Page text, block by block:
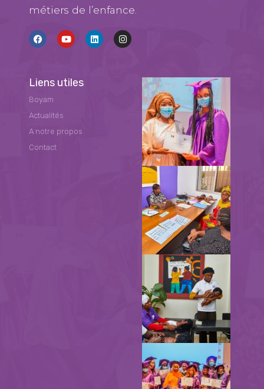
métiers de l’enfance.
Liens utiles
Boyam
Actualités
A notre propos
Contact